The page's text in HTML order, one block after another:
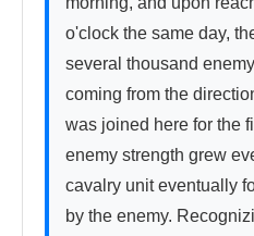
o'clock the same day,
several thousand
coming from the
was joined here for the
enemy strength grew
cavalry unit eventually
by the enemy.